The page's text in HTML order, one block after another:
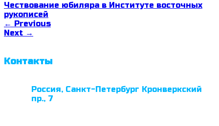
Чествование юбиляра в Институте восточных
рукописей
← Previous
Next →
Контакты
Россия, Санкт-Петербург Кронверкский
пр., 7